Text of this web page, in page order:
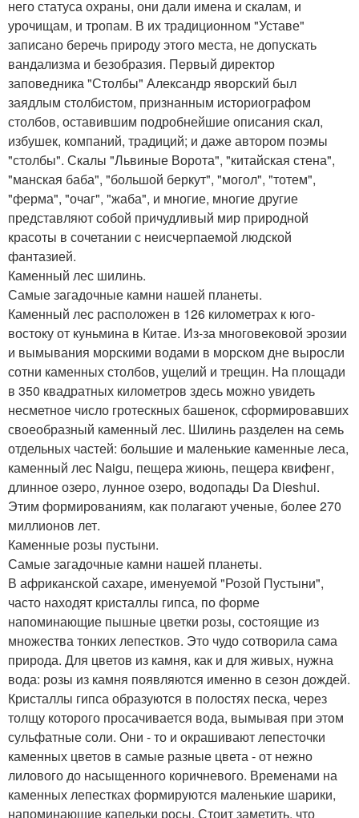
него статуса охраны, они дали имена и скалам, и
урочищам, и тропам. В их традиционном "Уставе"
записано беречь природу этого места, не допускать
вандализма и безобразия. Первый директор
заповедника "Столбы" Александр яворский был
заядлым столбистом, признанным историографом
столбов, оставившим подробнейшие описания скал,
избушек, компаний, традиций; и даже автором поэмы
"столбы". Скалы "Львиные Ворота", "китайская стена",
"манская баба", "большой беркут", "могол", "тотем",
"ферма", "очаг", "жаба", и многие, многие другие
представляют собой причудливый мир природной
красоты в сочетании с неисчерпаемой людской
фантазией.
Каменный лес шилинь.
Самые загадочные камни нашей планеты.
Каменный лес расположен в 126 километрах к юго-
востоку от куньмина в Китае. Из-за многовековой эрозии
и вымывания морскими водами в морском дне выросли
сотни каменных столбов, ущелий и трещин. На площади
в 350 квадратных километров здесь можно увидеть
несметное число гротескных башенок, сформировавших
своеобразный каменный лес. Шилинь разделен на семь
отдельных частей: большие и маленькие каменные леса,
каменный лес Naigu, пещера жиюнь, пещера квифенг,
длинное озеро, лунное озеро, водопады Da Dieshui.
Этим формированиям, как полагают ученые, более 270
миллионов лет.
Каменные розы пустыни.
Самые загадочные камни нашей планеты.
В африканской сахаре, именуемой "Розой Пустыни",
часто находят кристаллы гипса, по форме
напоминающие пышные цветки розы, состоящие из
множества тонких лепестков. Это чудо сотворила сама
природа. Для цветов из камня, как и для живых, нужна
вода: розы из камня появляются именно в сезон дождей.
Кристаллы гипса образуются в полостях песка, через
толщу которого просачивается вода, вымывая при этом
сульфатные соли. Они - то и окрашивают лепесточки
каменных цветов в самые разные цвета - от нежно
лилового до насыщенного коричневого. Временами на
каменных лепестках формируются маленькие шарики,
напоминающие капельки росы. Стоит заметить, что